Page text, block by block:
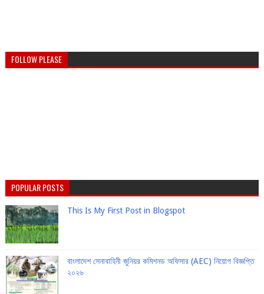
FOLLOW PLEASE
POPULAR POSTS
This Is My First Post in Blogspot
বাংলাদেশ সেনাবাহিনী জুনিয়র কমিশনড অফিসার (AEC) নিয়োগ বিজ্ঞপ্তি
২০২৬